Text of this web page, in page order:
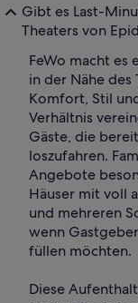
Gibt es Last-
Theaters von
FeWo macht es
in der Nähe des
Komfort, Stil
Verhältnis
Gäste, die
loszufahren.
Angebote
Häuser mit voll
und mehreren
wenn
füllen möchten.
Diese